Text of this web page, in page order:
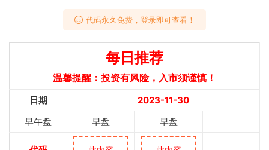
代码永久免费，登录即可查看！
每日推荐
温馨提醒：投资有风险，入市须谨慎！
日期
2023-11-30
早午盘
早盘 早盘